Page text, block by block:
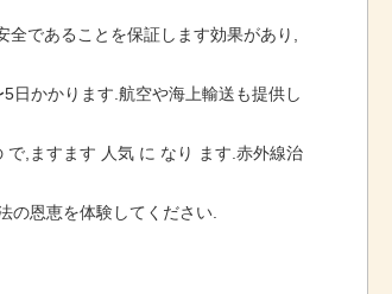
であることを保証します効果があり,
日かかります.航空や海上輸送も提供し
,ますます 人気 に なり ます.赤外線治
の恩恵を体験してください.